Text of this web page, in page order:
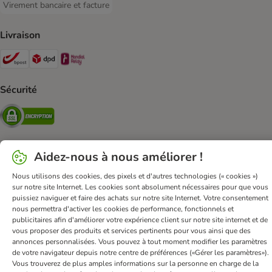
Virement bancaire et facture
Virement bancaire et facture Payment Method
Livraison
Bpost Shipping Method
DPD Shipping Method
Sécurité
Security
Mentions légales
Sécurité et confidentialité
Dispositions sur l’élimination des déchets
Frais et délai de livraison
Modes de paiement
Renoncer au contrat ici
Programme de fidélité
Application mobile
Programme d'affiliation
Déclaration d'accessibilité
Aidez-nous à nous améliorer !
Nous utilisons des cookies, des pixels et d'autres technologies (« cookies »)
sur notre site Internet. Les cookies sont absolument nécessaires pour que vous
puissiez naviguer et faire des achats sur notre site Internet. Votre consentement
nous permettra d'activer les cookies de performance, fonctionnels et
publicitaires afin d'améliorer votre expérience client sur notre site internet et de
vous proposer des produits et services pertinents pour vous ainsi que des
annonces personnalisées. Vous pouvez à tout moment modifier les paramètres
de votre navigateur depuis notre centre de préférences («Gérer les paramètres»).
Vous trouverez de plus amples informations sur la personne en charge de la